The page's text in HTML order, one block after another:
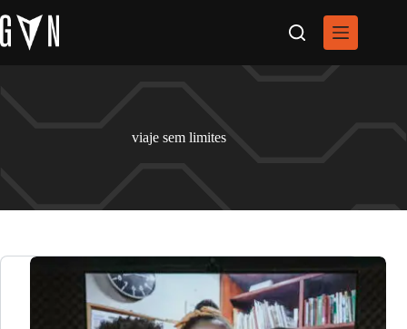
para
o
conteúdo
viaje sem limites